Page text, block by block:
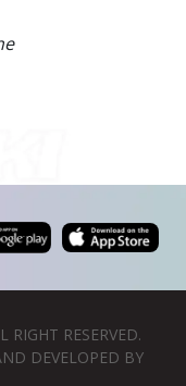
RESERVED.
DEVELOPED BY